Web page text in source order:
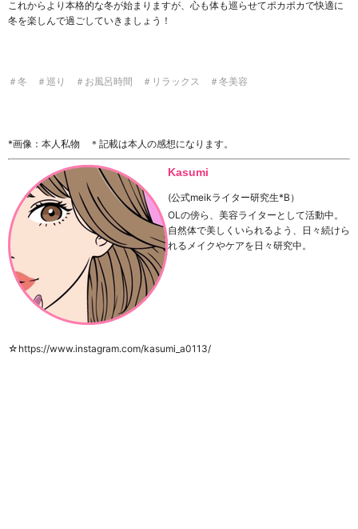
これからより本格的な冬が始まりますが、心も体も巡らせてポカポカで快適に
冬を楽しんで過ごしていきましょう！
＃冬 ＃巡り ＃お風呂時間 ＃リラックス ＃冬美容
*画像：本人私物 ＊記載は本人の感想になります。
Kasumi
(公式meikライター研究生*B）
OL の傍ら、美容ライターとして活動中。
自然体で美しくいられるよう、日々続けら
れるメイクやケアを日々研究中。
☆https://www.instagram.com/kasumi_a0113/